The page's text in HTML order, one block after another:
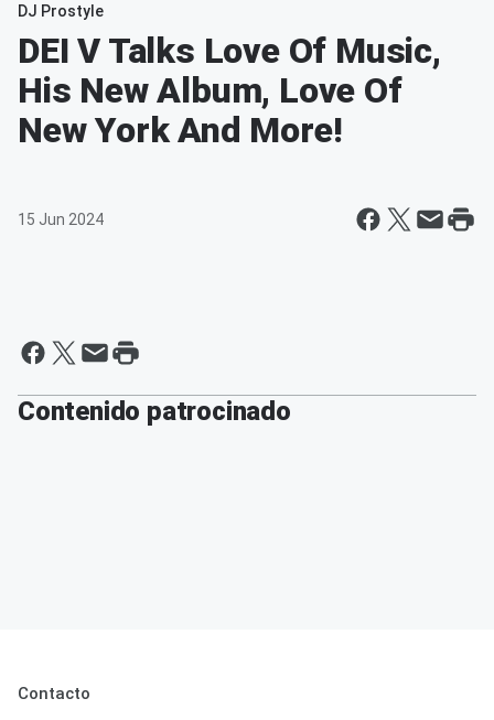
DJ Prostyle
DEI V Talks Love Of Music,
His New Album, Love Of
New York And More!
15 Jun 2024
Contenido patrocinado
Contacto